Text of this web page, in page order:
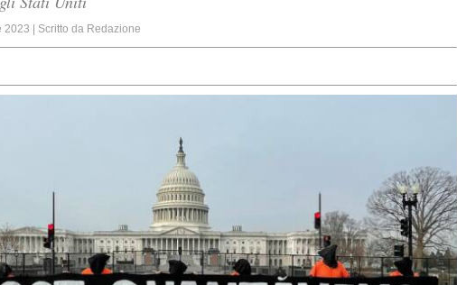
2023 | Scritto da Redazione